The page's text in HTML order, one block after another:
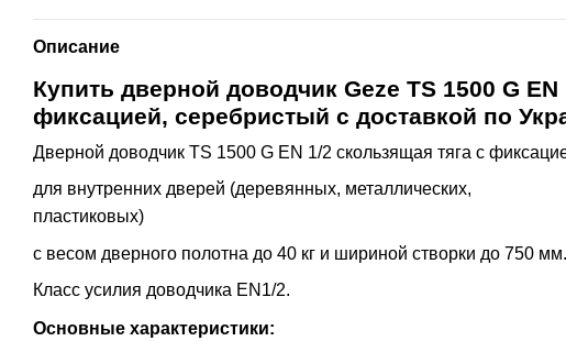
Описание
Купить дверной доводчик Geze TS 1500 G EN
фиксацией, серебристый с доставкой по
Дверной доводчик TS 1500 G EN 1/2 скользящая тяга с
для внутренних дверей (деревянных, металлических,
пластиковых)
с весом дверного полотна до 40 кг и шириной створки до 750 мм.
Класс усилия доводчика EN1/2.
Основные характеристики: